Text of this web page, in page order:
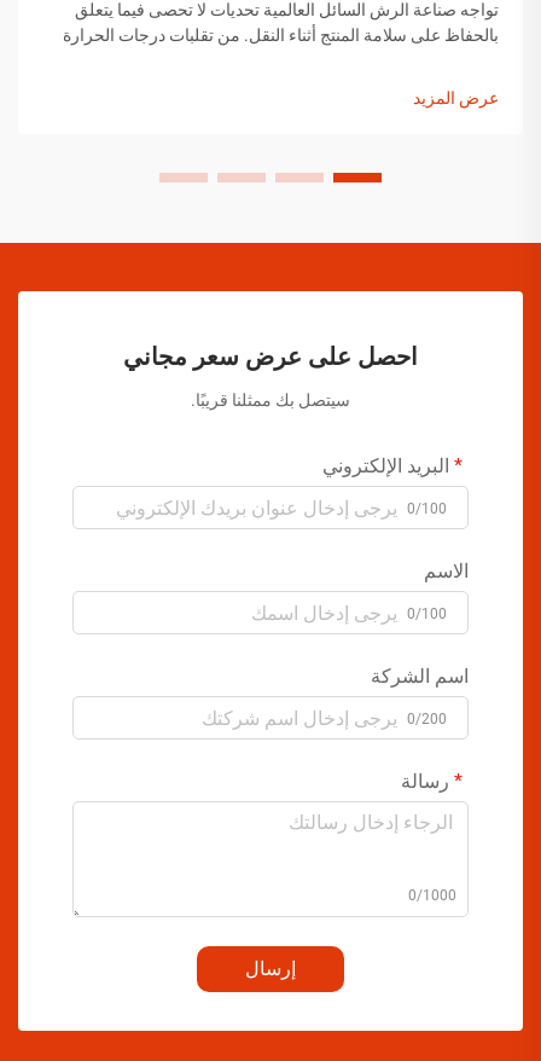
تواجه صناعة الرش السائل العالمية تحديات لا تحصى فيما يتعلق
بالحفاظ على سلامة المنتج أثناء النقل. من تقلبات درجات الحرارة
عرض المزيد
احصل على عرض سعر مجاني
سيتصل بك ممثلنا قريبًا.
البريد الإلكتروني
0/100
الاسم
0/100
اسم الشركة
0/200
رسالة
0/1000
إرسال